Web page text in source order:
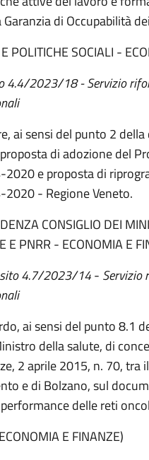
Garanzia di Occupabilità
POLITICHE SOCIALI -
4.4/2023/18 - Servizio
ai sensi del punto 2
di adozione del
e proposta di
2020 - Regione Veneto.
CONSIGLIO DEI
E PNRR - ECONOMIA E
4.7/2023/14- Servizio
ai sensi del punto 8.1
della salute, di
2 aprile 2015, n. 70, tra
e di Bolzano, sul
delle reti
E FINANZE)